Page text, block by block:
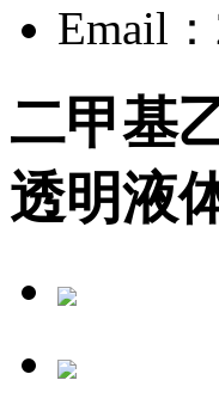
Email
二甲基
透明液